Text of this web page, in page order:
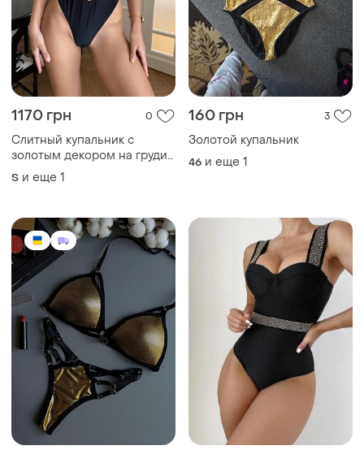
1170 грн 0
Слитный купальник с
золотым декором на груди
inferno черный
S и еще 1
160 грн 3
Золотой купальник
46 и еще 1